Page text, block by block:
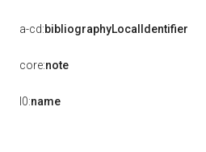
a-cd:bibliographyLocalIdentifier
core:note
l0:name